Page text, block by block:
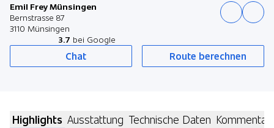
Emil Frey Münsingen
Bernstrasse 87
3110 Münsingen
3.7 bei Google
Chat Route berechnen
Highlights Ausstattung Technische Daten Kommentar